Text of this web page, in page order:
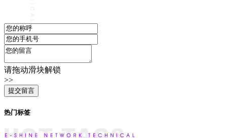
请拖动滑块解锁
>>
热门标签